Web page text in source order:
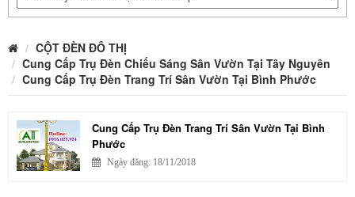
CỘT ĐÈN ĐÔ THỊ
Cung Cấp Trụ Đèn Chiếu Sáng Sân Vườn Tại Tây Nguyên
Cung Cấp Trụ Đèn Trang Trí Sân Vườn Tại Bình Phước
Cung Cấp Trụ Đèn Trang Trí Sân Vườn Tại Bình
Phước
Ngày đăng: 18/11/2018